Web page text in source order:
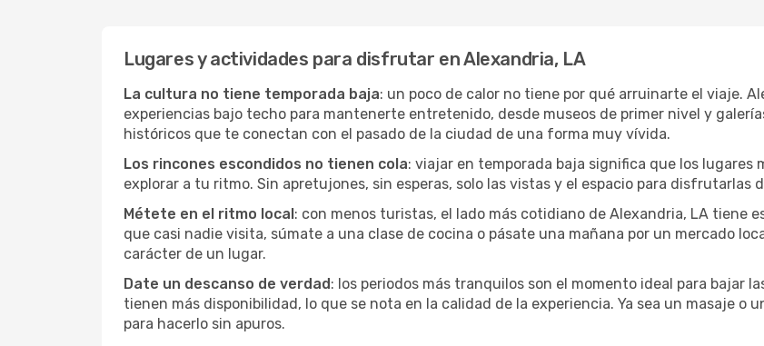
Lugares y actividades para disfrutar en Alexandria, LA
La cultura no tiene temporada baja: un poco de calor no tiene por qué arruinarte el viaje.
experiencias bajo techo para mantenerte entretenido, desde museos de primer nivel y
históricos que te conectan con el pasado de la ciudad de una forma muy vívida.
Los rincones escondidos no tienen cola: viajar en temporada baja significa que los lugares
explorar a tu ritmo. Sin apretujones, sin esperas, solo las vistas y el espacio para disfrutarlas
Métete en el ritmo local: con menos turistas, el lado más cotidiano de Alexandria, LA tiene
que casi nadie visita, súmate a una clase de cocina o pásate una mañana por un mercado
carácter de un lugar.
Date un descanso de verdad: los periodos más tranquilos son el momento ideal para bajar
tienen más disponibilidad, lo que se nota en la calidad de la experiencia. Ya sea un masaje o
para hacerlo sin apuros.